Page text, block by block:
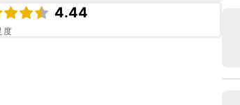
4.44
度